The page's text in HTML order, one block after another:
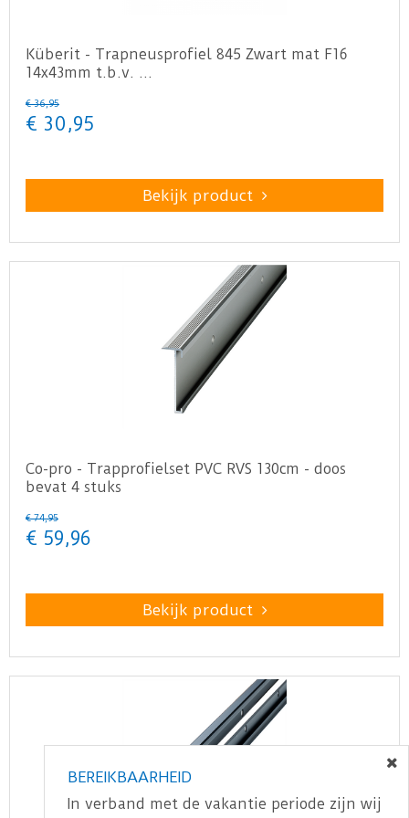
Küberit - Trapneusprofiel 845 Zwart mat F16
14x43mm t.b.v. …
€ 36,95
€ 30,95
Bekijk product
Co-pro - Trapprofielset PVC RVS 130cm - doos
bevat 4 stuks
€ 74,95
€ 59,96
Bekijk product
BEREIKBAARHEID
In verband met de vakantie periode zijn wij